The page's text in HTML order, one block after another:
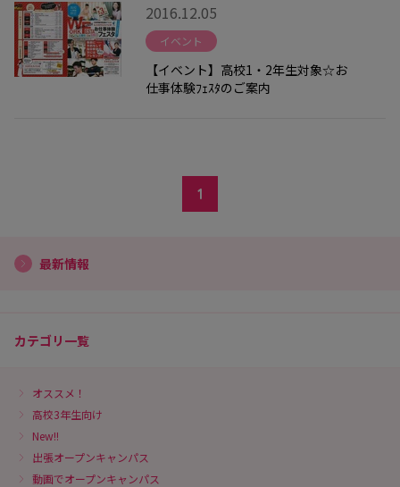
2016.12.05
イベント
【イベント】高校1・2年生対象☆お
仕事体験ﾌｪｽﾀのご案内
1
最新情報
カテゴリ一覧
オススメ！
高校3年生向け
New!!
出張オープンキャンパス
動画でオープンキャンパス